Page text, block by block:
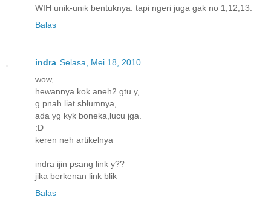
WIH unik-unik bentuknya. tapi ngeri juga gak no 1,12,13.
Balas
indra Selasa, Mei 18, 2010
wow,
hewannya kok aneh2 gtu y,
g pnah liat sblumnya,
ada yg kyk boneka,lucu jga.
:D
keren neh artikelnya
indra ijin psang link y??
jika berkenan link blik
Balas